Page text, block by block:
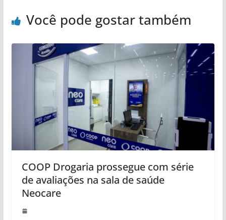
Você pode gostar também
COOP Drogaria prossegue com série
de avaliações na sala de saúde
Neocare